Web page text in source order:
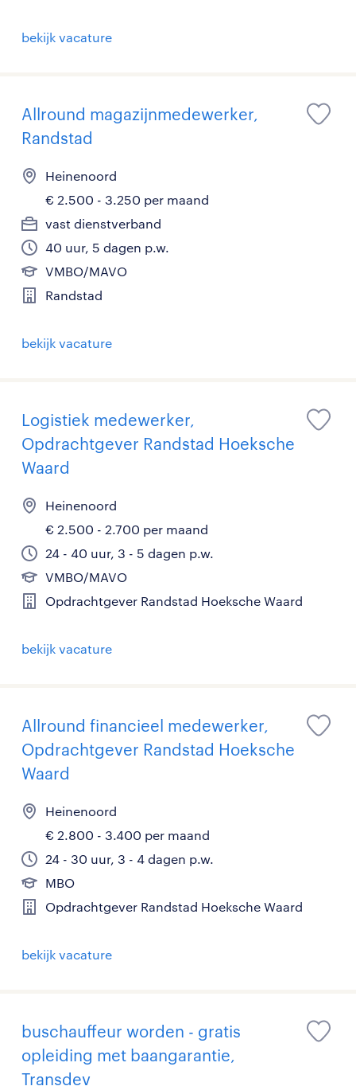
bekijk vacature
Allround magazijnmedewerker,
Randstad
Heinenoord
€ 2.500 - 3.250 per maand
vast dienstverband
40 uur, 5 dagen p.w.
VMBO/MAVO
Randstad
bekijk vacature
Logistiek medewerker,
Opdrachtgever Randstad Hoeksche
Waard
Heinenoord
€ 2.500 - 2.700 per maand
24 - 40 uur, 3 - 5 dagen p.w.
VMBO/MAVO
Opdrachtgever Randstad Hoeksche Waard
bekijk vacature
Allround financieel medewerker,
Opdrachtgever Randstad Hoeksche
Waard
Heinenoord
€ 2.800 - 3.400 per maand
24 - 30 uur, 3 - 4 dagen p.w.
MBO
Opdrachtgever Randstad Hoeksche Waard
bekijk vacature
buschauffeur worden - gratis
opleiding met baangarantie,
Transdev